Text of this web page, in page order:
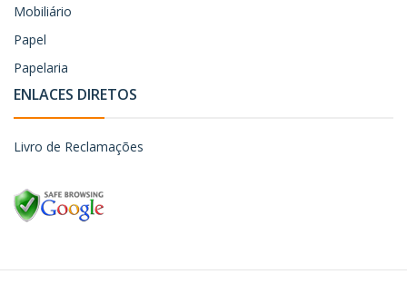
Mobiliário
Papel
Papelaria
ENLACES DIRETOS
Livro de Reclamações